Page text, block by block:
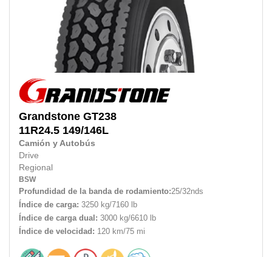
Grandstone GT238
11R24.5 149/146L
Camión y Autobús
Drive
Regional
BSW
Profundidad de la banda de rodamiento:25/32nds
Índice de carga: 3250 kg/7160 lb
Índice de carga dual: 3000 kg/6610 lb
Índice de velocidad: 120 km/75 mi